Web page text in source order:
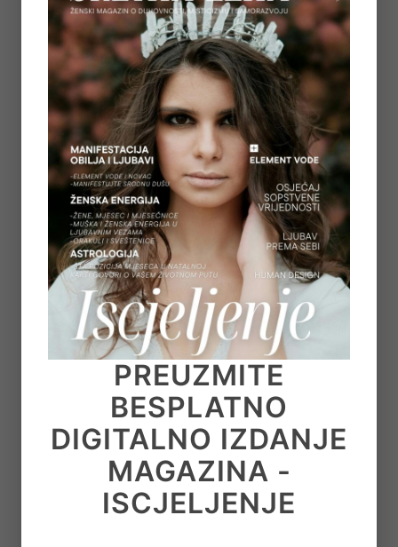
REGULACIJA ŽIVČANOG SUSTAVA – ZAŠTO
OSJEĆAMO STRAH KADA NAM SE OSTVARUJU
SNOVI
July 6, 2026
TAROT PORUKE ZA SVE ZNAKOVE ZODIJAKA –
LJETO 2026.
on June 25, 2026
KAKO OTPUSTITI POTREBU ZA KONTROLOM I
NAUČITI VJEROVATI SVOM UNUTARNJEM
GLASU
June 22, 2026
‘CONTROL FREAK’ – KAKO OTPUSTITI
on June 12, 2026
PREUZMITE
BESPLATNO
DIGITALNO IZDANJE
MAGAZINA -
ISCJELJENJE